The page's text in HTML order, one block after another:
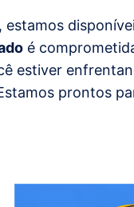
estamos
é
estiver
prontos